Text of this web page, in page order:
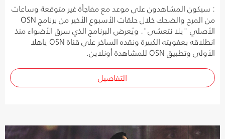
: سيكون المشاهدون على موعد مع مفاجأة غير متوقعة وساعات
من المرح والضحك خلال حلقات الأسبوع الأخير من برنامج OSN
الأصلي "يلا نتعشى". ويُعرض البرنامج الذي سرق الأضواء منذ
انطلاقه بعفويته الكبيرة ونقده الساخر على قناة OSN ياهلا
الأولى وتطبيق OSN للمشاهدة أونلاين.
التفاصيل